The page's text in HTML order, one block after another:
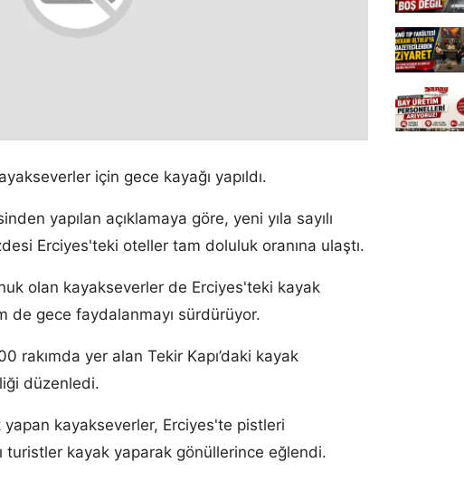
için gece kayağı yapıldı.
yapılan açıklamaya göre, yeni yıla sayılı
Erciyes'teki oteller tam doluluk oranına ulaştı.
olan kayakseverler de Erciyes'teki kayak
de gece faydalanmayı sürdürüyor.
rakımda yer alan Tekir Kapı’daki kayak
düzenledi.
kayakseverler, Erciyes'te pistleri
turistler kayak yaparak gönüllerince eğlendi.